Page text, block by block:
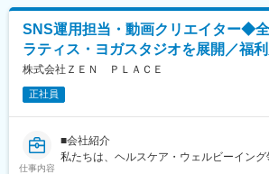
す。戦略立案からクリエイティブまで、手
現のための最適な企画を提供しています。
◇完全オンライン完結型の入場システム『
デザイン発注・お届け・納品までの全工程
きるDXワークフローシステム『ネプチュ
しめるイベント連動型BINGOサービス『e-
開発実績を誇ります。さらに、LP・キャ
ルサイト・SNS連動のWEBサービス等も
■就業環境：
手当は追加支給賃金はあくまでも目安の
て上下する可能性があります。月給(月額)
です。
SNS運用担当・動画クリエイター◆
ラティス・ヨガスタジオを展開／福
株式会社ＺＥＮ ＰＬＡＣＥ
正社員
仕事内容
■会社紹介
私たちは、ヘルスケア・ウェルビーイン